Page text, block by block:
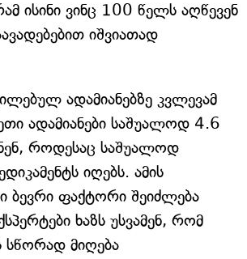
ისინი ვინც 100 წელს აღწევენ
იშვიათად
ადამიანებზე კვლევამ
ადამიანები საშუალოდ 4.6
როდესაც საშუალოდ
იღებს. ამის
ბევრი ფაქტორი შეიძლება
ხაზს უსვამენ, რომ
სწორად მიღება